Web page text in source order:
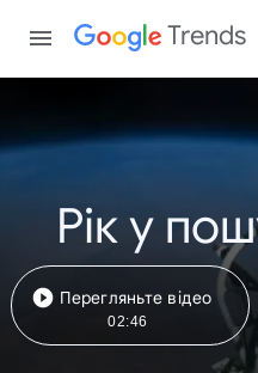
Trends
Рік у
Перегляньте відео
02:46